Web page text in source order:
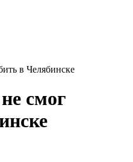
в Челябинске
смог